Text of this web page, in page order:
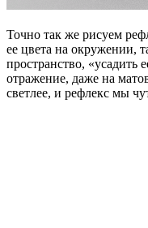
Точно так же рисуем
ее цвета на окружении,
пространство, «усадить
отражение, даже на
светлее, и рефлекс мы